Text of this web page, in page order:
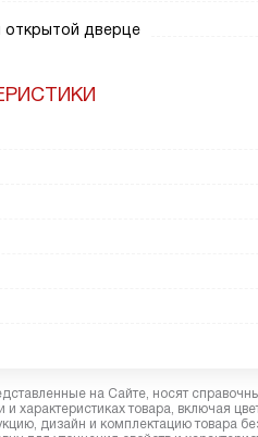
открытой дверце
на Сайте, носят
характеристиках товара, включая
дизайн и комплектацию товара